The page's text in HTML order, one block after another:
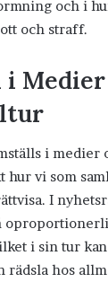
och i
och straff.
i
i medier
hur vi som
I
i sin tur
hos